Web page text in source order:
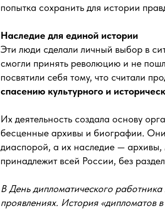
попытка сохранить для истории
Наследие для единой истории
Эти люди сделали личный выбор в
смогли принять революцию и не
посвятили себя тому, что считали
спасению культурного и
Их деятельность создала основу
бесценные архивы и биографии.
диаспорой, а их наследие —
принадлежит всей России, без
В День дипломатического
проявлениях. История «дипломатов